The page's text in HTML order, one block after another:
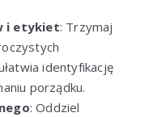
i etykiet: Trzymaj
identyfikację
porządku.
: Oddziel